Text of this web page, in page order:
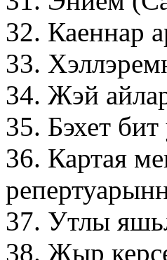
32. Каеннар
33.
34. Жэй
35. Бэхет
36. Картая
37. Утлы
38. Жыр